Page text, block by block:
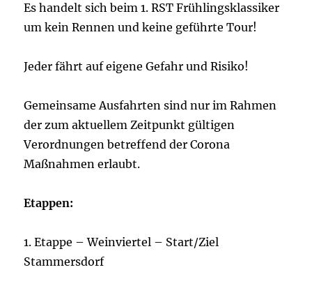
Es handelt sich beim 1. RST Frühlingsklassiker
um kein Rennen und keine geführte Tour!
Jeder fährt auf eigene Gefahr und Risiko!
Gemeinsame Ausfahrten sind nur im Rahmen
der zum aktuellem Zeitpunkt gültigen
Verordnungen betreffend der Corona
Maßnahmen erlaubt.
Etappen:
1. Etappe – Weinviertel – Start/Ziel
Stammersdorf